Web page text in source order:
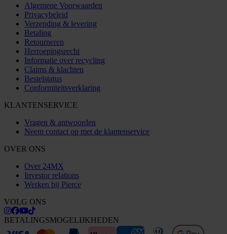
Algemene Voorwaarden
Privacybeleid
Verzending & levering
Betaling
Retourneren
Herroepingsrecht
Informatie over recycling
Claims & klachten
Bestelstatus
Conformiteitsverklaring
KLANTENSERVICE
Vragen & antwoorden
Neem contact op met de klantenservice
OVER ONS
Over 24MX
Investor relations
Werken bij Pierce
VOLG ONS
BETALINGSMOGELIJKHEDEN